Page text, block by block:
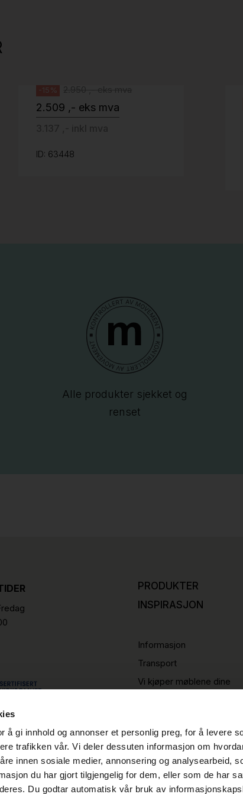
å gi innhold og annonser et personlig preg, for å levere
trafikken vår. Vi deler dessuten informasjon om
innen sosiale medier, annonsering og analysearbeid,
du har gjort tilgjengelig for dem, eller som de har
Du godtar automatisk vår bruk av
-15%
2.509 ,- eks mva
ID: 63448
Alle produkter sjekket og
renset
PRODUKTER
INSPIRASJON
Informasjon
Transport
Vi kjøper møblene dine